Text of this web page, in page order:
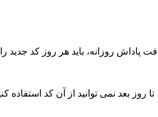
بعد نمی‌ توانید از آن کد استفاده